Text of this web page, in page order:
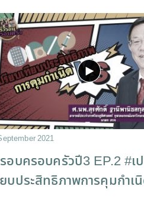
2021
อบครอบครัวปี3 EP.2 #เ
บประสิทธิภาพการคุมกำเ